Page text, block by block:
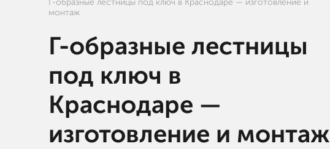
Г-образные лестницы под ключ в Краснодаре — изготовление и
монтаж
Г-образные лестницы
под ключ в
Краснодаре —
изготовление и монтаж